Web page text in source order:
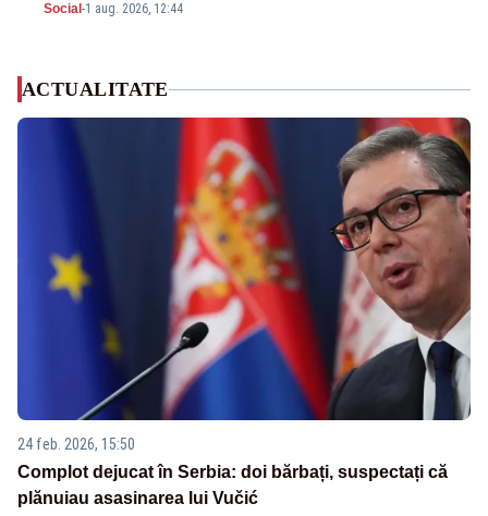
Social -1 aug. 2026, 12:44
ACTUALITATE
24 feb. 2026, 15:50
Complot dejucat în Serbia: doi bărbați, suspectați că
plănuiau asasinarea lui Vučić